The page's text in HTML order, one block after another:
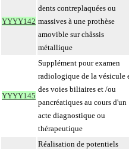
YYYY142
dents contreplaquées ou
massives à une prothèse
amovible sur châssis
métallique
YYYY145
Supplément pour examen
radiologique de la vésicule
des voies biliaires et /ou
pancréatiques au cours d'un
acte diagnostique ou
thérapeutique
Réalisation de potentiels